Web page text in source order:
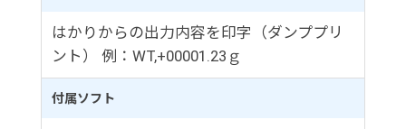
はかりからの出力内容を印字（ダンププリ
ント） 例：WT,+00001.23ｇ
付属ソフト